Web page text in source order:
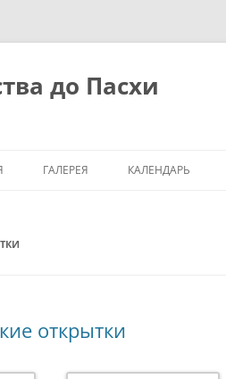
до Пасхи
ГАЛЕРЕЯ КАЛЕНДАРЬ
открытки